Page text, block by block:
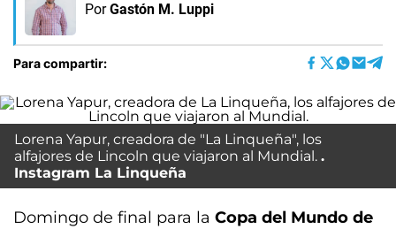
Por Gastón M. Luppi
Para compartir:
Lorena Yapur, creadora de "La Linqueña", los
alfajores de Lincoln que viajaron al Mundial.
Instagram La Linqueña
Domingo de final para la Copa del Mundo de